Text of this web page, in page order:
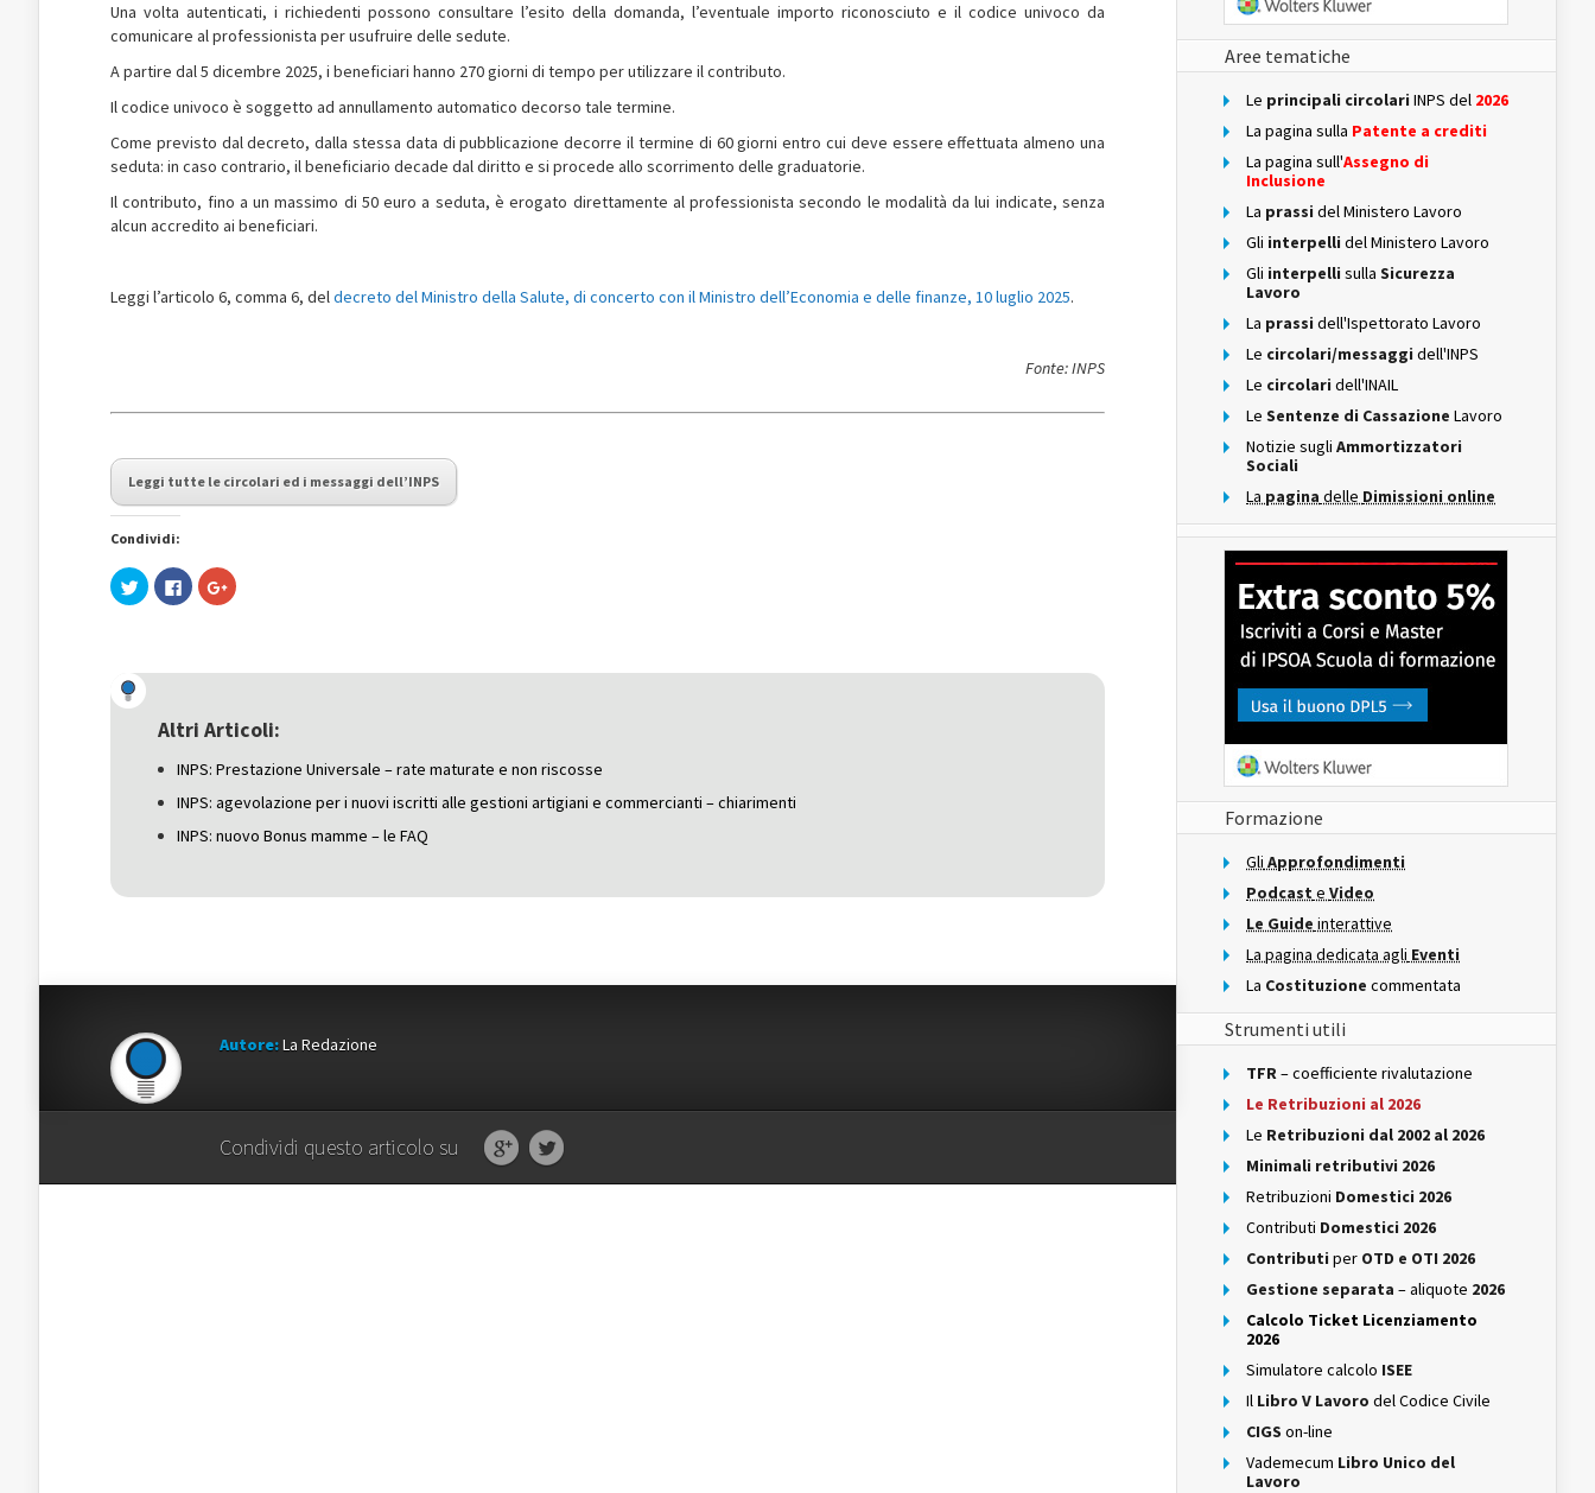
Una volta autenticati, i richiedenti possono consultare l’esito della domanda, l’eventuale importo riconosciuto e il codice univoco da
comunicare al professionista per usufruire delle sedute.
A partire dal 5 dicembre 2025, i beneficiari hanno 270 giorni di tempo per utilizzare il contributo.
Il codice univoco è soggetto ad annullamento automatico decorso tale termine.
Come previsto dal decreto, dalla stessa data di pubblicazione decorre il termine di 60 giorni entro cui deve essere effettuata almeno una
seduta: in caso contrario, il beneficiario decade dal diritto e si procede allo scorrimento delle graduatorie.
Il contributo, fino a un massimo di 50 euro a seduta, è erogato direttamente al professionista secondo le modalità da lui indicate, senza
alcun accredito ai beneficiari.
Leggi l’articolo 6, comma 6, deldecreto del Ministro della Salute, di concerto con il Ministro dell’Economia e delle finanze, 10 luglio 2025.
Fonte: INPS
Leggi tutte le circolari ed i messaggi dell’INPS
Condividi:
Fai
clic
(Si
apre
una
nuova
Fai
clic
nuova
finestra)
Fai
clic
una
nuova
Altri Articoli:
INPS: Prestazione Universale – rate maturate e non riscosse
INPS: agevolazione per i nuovi iscritti alle gestioni artigiani e commercianti – chiarimenti
INPS: nuovo Bonus mamme – le FAQ
Autore:La Redazione
Condividi questo articolo su
Aree tematiche
Le principali circolari INPS del 2026
La pagina sulla Patente a crediti
La pagina sull'Assegno di
Inclusione
La prassi del Ministero Lavoro
Gli interpelli del Ministero Lavoro
Gli interpelli sulla Sicurezza
Lavoro
La prassi dell'Ispettorato Lavoro
Le circolari/messaggi dell'INPS
Le circolari dell'INAIL
Le Sentenze di Cassazione Lavoro
Notizie sugli Ammortizzatori
Sociali
La pagina delle Dimissioni online
Formazione
Gli Approfondimenti
Podcast e Video
Le Guide interattive
La pagina dedicata agli Eventi
La Costituzione commentata
Strumenti utili
TFR– coefficiente rivalutazione
Le Retribuzioni al 2026
Le Retribuzioni dal 2002 al 2026
Minimali retributivi 2026
Retribuzioni Domestici 2026
Contributi Domestici 2026
Contributi per OTD e OTI 2026
Gestione separata – aliquote 2026
Calcolo Ticket Licenziamento
2026
Simulatore calcolo ISEE
Il Libro V Lavoro del Codice Civile
CIGS on-line
Vademecum Libro Unico del
Lavoro